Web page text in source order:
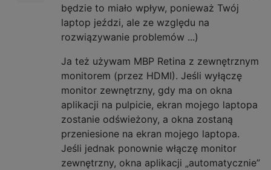
będzie to miało wpływ, ponieważ Twój
laptop jeździ, ale ze względu na
rozwiązywanie problemów ...)
Ja też używam MBP Retina z zewnętrznym
monitorem (przez HDMI). Jeśli wyłączę
monitor zewnętrzny, gdy ma on okna
aplikacji na pulpicie, ekran mojego laptopa
zostanie odświeżony, a okna zostaną
przeniesione na ekran mojego laptopa.
Jeśli jednak ponownie włączę monitor
zewnętrzny, okna aplikacji „automatycznie”